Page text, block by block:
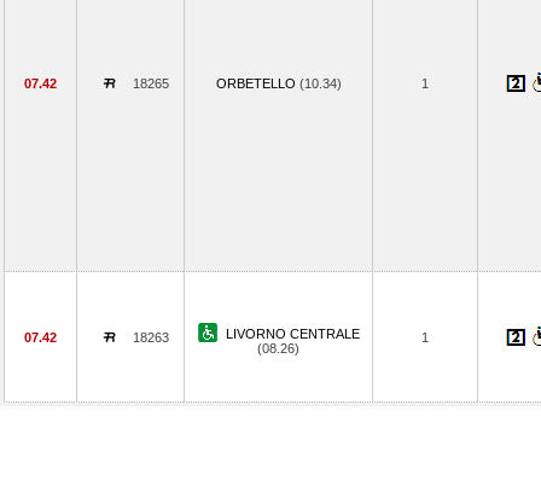
07.42 18265 ORBETELLO (10.34) 1
07.42 18263
LIVORNO CENTRALE
(08.26)
1